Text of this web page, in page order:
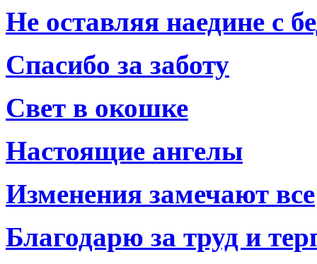
Не оставляя наедине с
Спасибо за заботу
Свет в окошке
Настоящие ангелы
Изменения замечают все
Благодарю за труд и